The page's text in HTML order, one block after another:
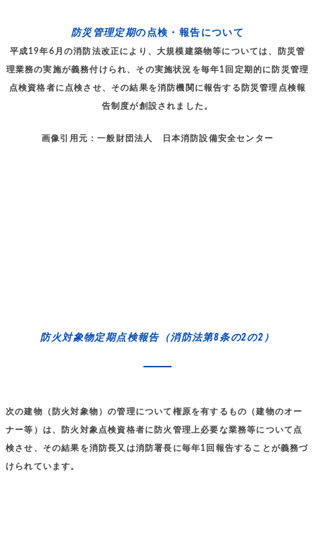
防災管理定期の点検・報告について
平成19年6月の消防法改正により、大規模建築物等については、防災管
理業務の実施が義務付けられ、その実施状況を毎年1回定期的に防災管理
点検資格者に点検させ、その結果を消防機関に報告する防災管理点検報
告制度が創設されました。
画像引用元：一般財団法人 日本消防設備安全センター
防火対象物定期点検報告（消防法第8条の2の2）
次の建物（防火対象物）の管理について権原を有するもの（建物のオー
ナー等）は、防火対象点検資格者に防火管理上必要な業務等について点
検させ、その結果を消防長又は消防署長に毎年1回報告することが義務づ
けられています。